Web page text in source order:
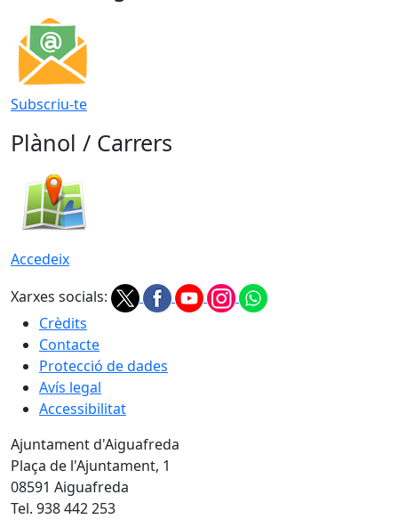
Subscriu-te
Plànol / Carrers
Accedeix
Xarxes socials:
Crèdits
Contacte
Protecció de dades
Avís legal
Accessibilitat
Ajuntament d'Aiguafreda
Plaça de l'Ajuntament, 1
08591 Aiguafreda
Tel. 938 442 253